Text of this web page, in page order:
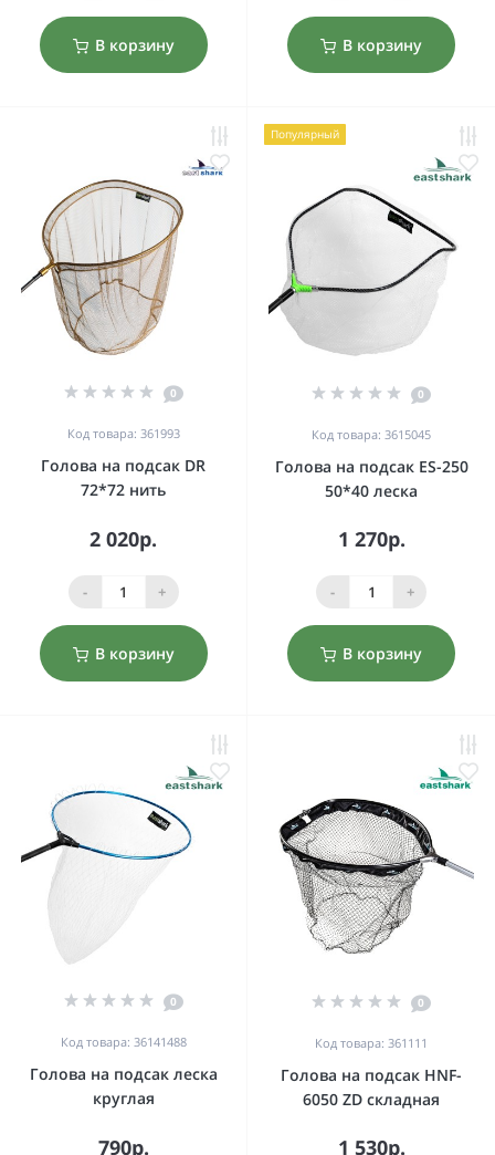
В корзину В корзину
0
Код товара: 361993
Голова на подсак DR
72*72 нить
2 020р.
- +
В корзину
Популярный
0
Код товара: 3615045
Голова на подсак ES-250
50*40 леска
1 270р.
- +
В корзину
0
Код товара: 36141488
Голова на подсак леска
круглая
790р.
0
Код товара: 361111
Голова на подсак HNF-
6050 ZD складная
1 530р.